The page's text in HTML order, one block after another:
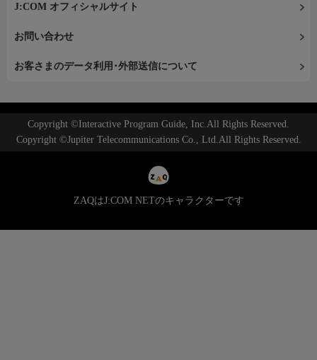
J:COM オフィシャルサイト
お問い合わせ
お客さまのデータ利用･外部送信について
Copyright ©Interactive Program Guide, Inc.All Rights Reserved.
Copyright ©Jupiter Telecommunications Co., Ltd.All Rights Reserved.
ZAQはJ:COM NETのキャラクターです